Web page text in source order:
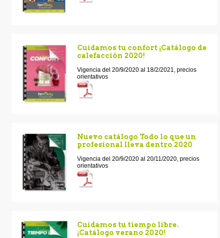
Cuidamos tu confort ¡Catálogo de
calefacción 2020!
Vigencia del 20/9/2020 al 18/2/2021, precios
orientativos
Nuevo catálogo Todo lo que un
profesional lleva dentro 2020
Vigencia del 20/9/2020 al 20/11/2020, precios
orientativos
Cuidamos tu tiempo libre.
¡Catálogo verano 2020!